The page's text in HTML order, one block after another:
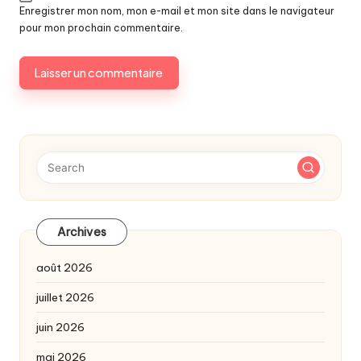
Enregistrer mon nom, mon e-mail et mon site dans le navigateur
pour mon prochain commentaire.
Archives
août 2026
juillet 2026
juin 2026
mai 2026